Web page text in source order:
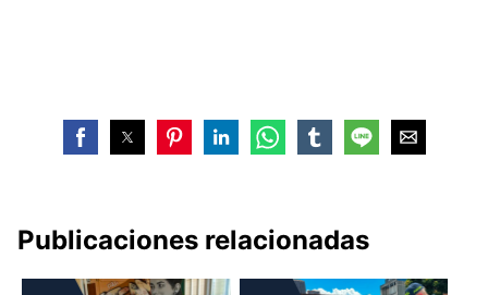
Publicaciones relacionadas